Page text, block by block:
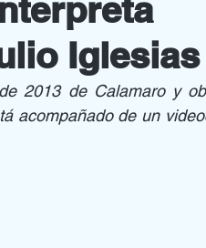
Iglesias
2013 de Calamaro y
acompañado de un